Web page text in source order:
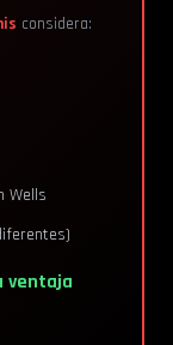
considera:
Wells
ventaja